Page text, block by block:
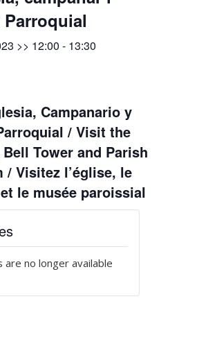
Parroquial
>> 12:00 - 13:30
Campanario y
/ Visit the
Tower and Parish
/ Visitez l’église, le
le musée paroissial
are no longer available